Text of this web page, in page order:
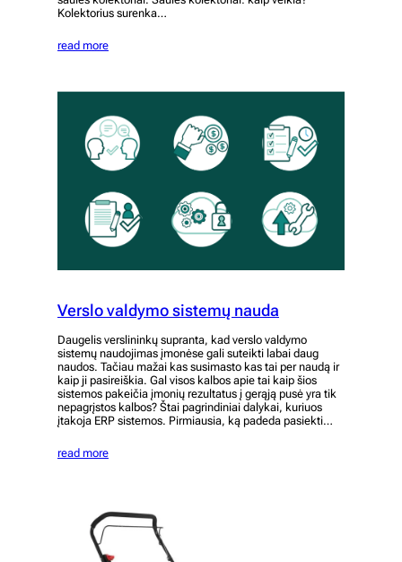
Kolektorius surenka…
read more
Verslo valdymo sistemų nauda
Daugelis verslininkų supranta, kad verslo valdymo
sistemų naudojimas įmonėse gali suteikti labai daug
naudos. Tačiau mažai kas susimasto kas tai per naudą ir
kaip ji pasireiškia. Gal visos kalbos apie tai kaip šios
sistemos pakeičia įmonių rezultatus į gerąją pusė yra tik
nepagrįstos kalbos? Štai pagrindiniai dalykai, kuriuos
įtakoja ERP sistemos. Pirmiausia, ką padeda pasiekti…
read more